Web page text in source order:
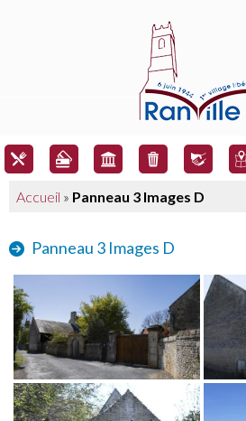
Accueil » Panneau 3 Images D
Panneau 3 Images D